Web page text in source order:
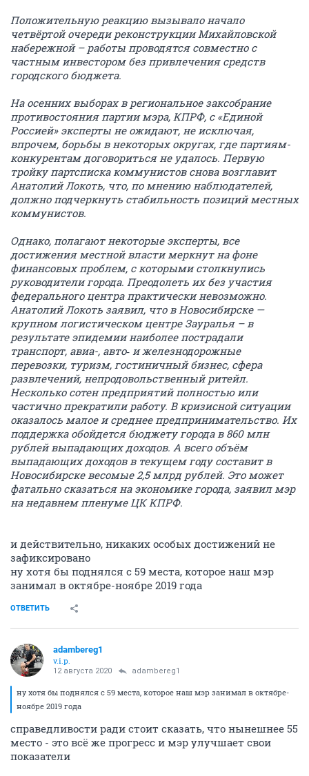
Положительную реакцию вызывало начало
четвёртой очереди реконструкции Михайловской
набережной – работы проводятся совместно с
частным инвестором без привлечения средств
городского бюджета.
На осенних выборах в региональное заксобрание
противостояния партии мэра, КПРФ, с «Единой
Россией» эксперты не ожидают, не исключая,
впрочем, борьбы в некоторых округах, где партиям-
конкурентам договориться не удалось. Первую
тройку партсписка коммунистов снова возглавит
Анатолий Локоть, что, по мнению наблюдателей,
должно подчеркнуть стабильность позиций местных
коммунистов.
Однако, полагают некоторые эксперты, все
достижения местной власти меркнут на фоне
финансовых проблем, с которыми столкнулись
руководители города. Преодолеть их без участия
федерального центра практически невозможно.
Анатолий Локоть заявил, что в Новосибирске —
крупном логистическом центре Зауралья – в
результате эпидемии наиболее пострадали
транспорт, авиа-, авто‑ и железнодорожные
перевозки, туризм, гостиничный бизнес, сфера
развлечений, непродовольственный ритейл.
Несколько сотен предприятий полностью или
частично прекратили работу. В кризисной ситуации
оказалось малое и среднее предпринимательство. Их
поддержка обойдется бюджету города в 860 млн
рублей выпадающих доходов. А всего объём
выпадающих доходов в текущем году составит в
Новосибирске весомые 2,5 млрд рублей. Это может
фатально сказаться на экономике города, заявил мэр
на недавнем пленуме ЦК КПРФ.
и действительно, никаких особых достижений не
зафиксировано
ну хотя бы поднялся с 59 места, которое наш мэр
занимал в октябре-ноябре 2019 года
ОТВЕТИТЬ
adambereg1
v.i.p.
12 августа 2020 adambereg1
ну хотя бы поднялся с 59 места, которое наш мэр занимал в октябре-
ноябре 2019 года
справедливости ради стоит сказать, что нынешнее 55
место - это всё же прогресс и мэр улучшает свои
показатели